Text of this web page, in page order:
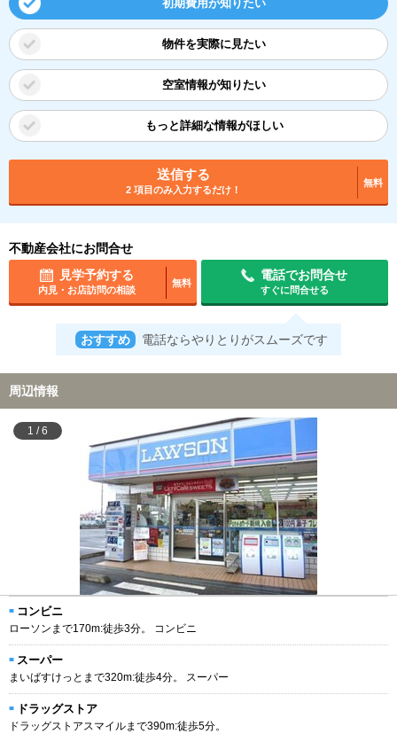
初期費用が知りたい
物件を実際に見たい
空室情報が知りたい
もっと詳細な情報がほしい
送信する
2 項目のみ入力するだけ！
無料
不動産会社にお問合せ
見学予約する
内見・お店訪問の相談
無料
電話でお問合せ
すぐに問合せる
おすすめ 電話ならやりとりがスムーズです
周辺情報
1 /6
コンビニ
ローソンまで170m:徒歩3分。 コンビニ
スーパー
まいばすけっとまで320m:徒歩4分。 スーパー
ドラッグストア
ドラッグストアスマイルまで390m:徒歩5分。